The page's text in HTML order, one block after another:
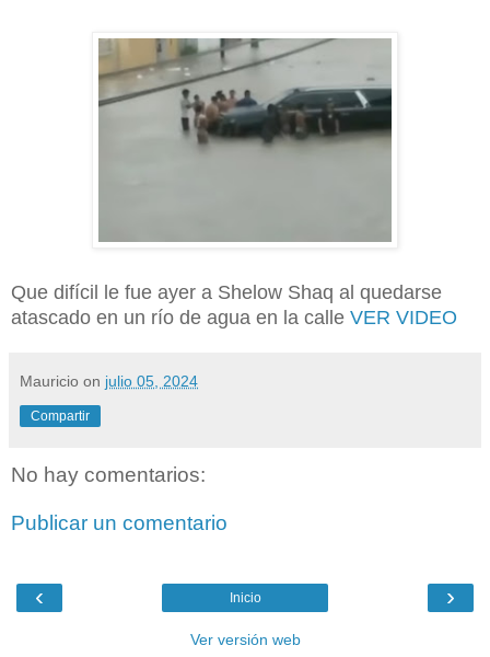
Que difícil le fue ayer a Shelow Shaq al quedarse
atascado en un río de agua en la calle VER VIDEO
Mauricio on julio 05, 2024
Compartir
No hay comentarios:
Publicar un comentario
‹ ›
Inicio
Ver versión web